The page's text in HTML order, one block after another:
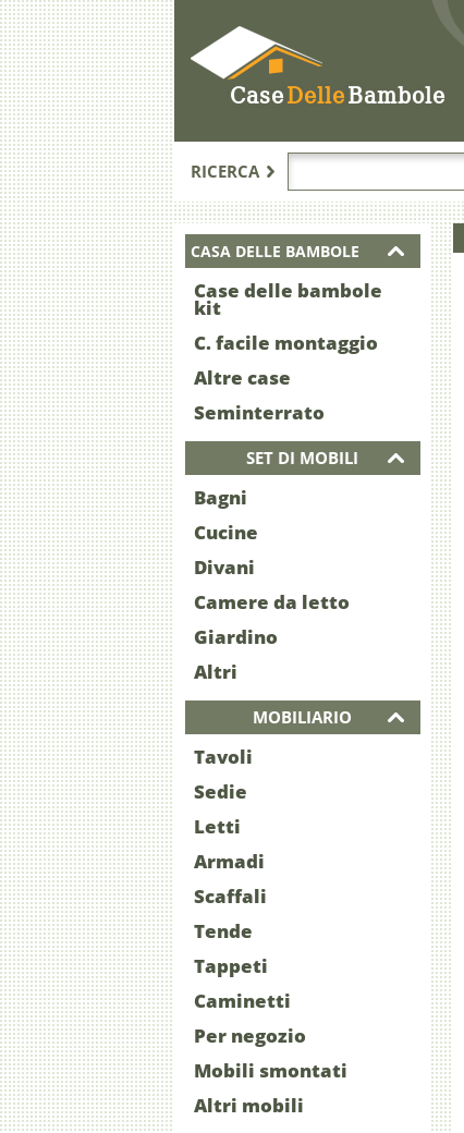
CaseDelleBambole
RICERCA
CASA DELLE BAMBOLE
Case delle bambole
kit
C. facile montaggio
Altre case
Seminterrato
SET DI MOBILI
Bagni
Cucine
Divani
Camere da letto
Giardino
Altri
MOBILIARIO
Tavoli
Sedie
Letti
Armadi
Scaffali
Tende
Tappeti
Caminetti
Per negozio
Mobili smontati
Altri mobili